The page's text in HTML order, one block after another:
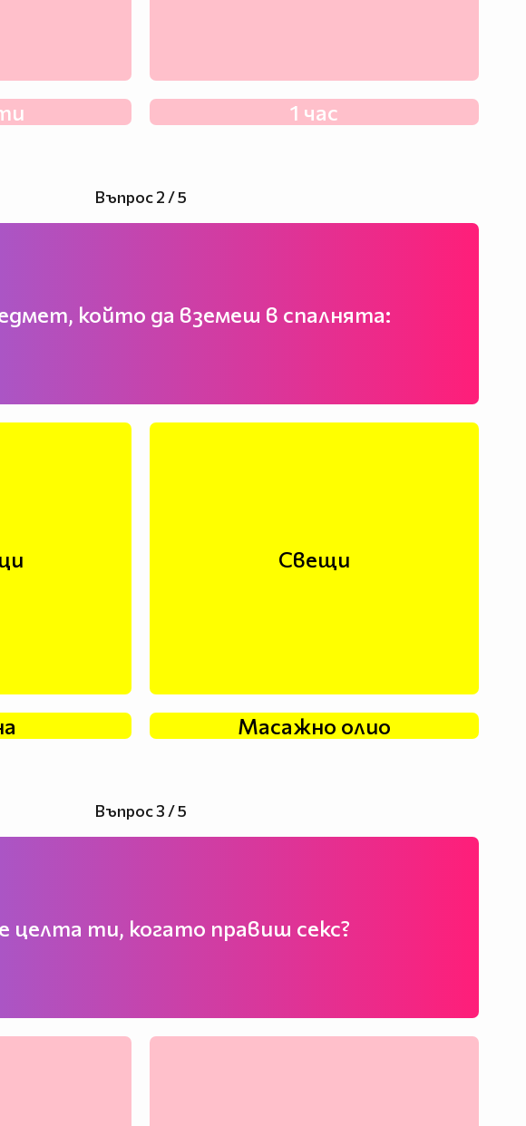
1 час
Въпрос 2 / 5
който да вземеш в спалнята:
Свещи
Масажно олио
Въпрос 3 / 5
целта ти, когато правиш секс?